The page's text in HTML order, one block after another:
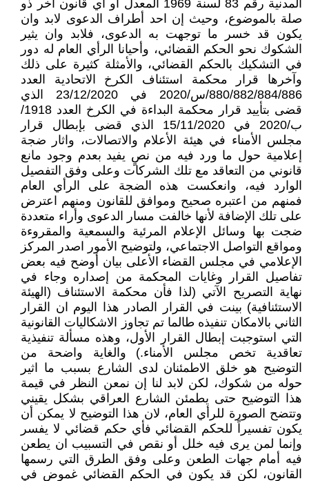
المدنية رقم 83 لسنة 1969 المعدل أو أي قانون آخر ذو
صلة بالموضوع، وحيث إن احد أطراف الدعوى لابد وان
يكون قد خسر ما توجهت به الدعوى، فلابد وان يثير
الشكوك نحو الحكم القضائي، وأحيانا الرأي العام له دور
في التشكيك بالحكم القضائي، والأمثلة كثيرة على ذلك
وآخرها قرار محكمة استئناف الكرخ الاتحادية العدد
880/882/884/886/س/2020 في 23/12/2020 الذي
قضى بتأييد قرار محكمة البداءة في الكرخ العدد 1918/
ب/2020 في 15/11/2020 الذي قضى بإبطال قرار
مجلس الأمناء في هيئة الأعلام والاتصالات، واثار ضجة
إعلامية حول ما ورد فيه من نصٍ يفيد بعدم وجود مانع
قانوني من التعاقد مع تلك الشركات وعلى وفق التفصيل
الوارد فيه، وانعكست هذه الضجة على الرأي العام
فمنهم من اعتبره صحيح وموافق للقانون ومنهم اعترض
على تلك الإضافة لأنها خالفت مسار الدعوى وأراء متعددة
ضجت بها وسائل الإعلام المرئية والسمعية والمقروءة
ومواقع التواصل الاجتماعي، ولتوضيح الأمور اصدر المركز
الإعلامي في مجلس القضاء الأعلى بيان أوضح فيه بعض
تفاصيل القرار وغايات المحكمة من إصداره وجاء في
نهاية التصريح الآتي (لذا فأن محكمة الاستئناف (الهيئة
الاستئنافية) بينت في القرار الصادر هذا اليوم ان القرار
الثاني بالامكان تنفيذه طالما تم تجاوز الاشكاليات القانونية
التي استوجبت إبطال القرار الأول، وهذه مسألة تنفيذية
تعاقدية تخص مجلس الأمناء.) والغاية واضحة من
التوضيح هو خلق الاطمئنان لدى الشارع بسبب ما اثير
حوله من شكوك، لكن لابد لنا إن نمعن النظر في قيمة
هذا التوضيح حتى يطمئن الشارع العراقي بشكل يقيني
وتتضح الصورة للرأي العام، لان هذا التوضيح لا يمكن أن
يكون تفسيراً للحكم القضائي فأي حكم قضائي لا يفسر
وإنما لمن يرى فيه خلل أو نقص في التسبيب ان يطعن
فيه أمام جهات الطعن وعلى وفق الطرق التي رسمها
القانون، لكن قد يكون في الحكم القضائي غموض في